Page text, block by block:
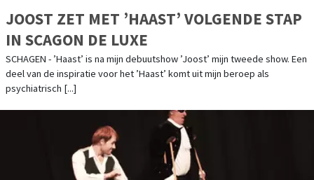
JOOST ZET MET ’HAAST’ VOLGENDE STAP
IN SCAGON DE LUXE
SCHAGEN - ’Haast’ is na mijn debuutshow ’Joost’ mijn tweede show. Een
deel van de inspiratie voor het ’Haast’ komt uit mijn beroep als
psychiatrisch [...]